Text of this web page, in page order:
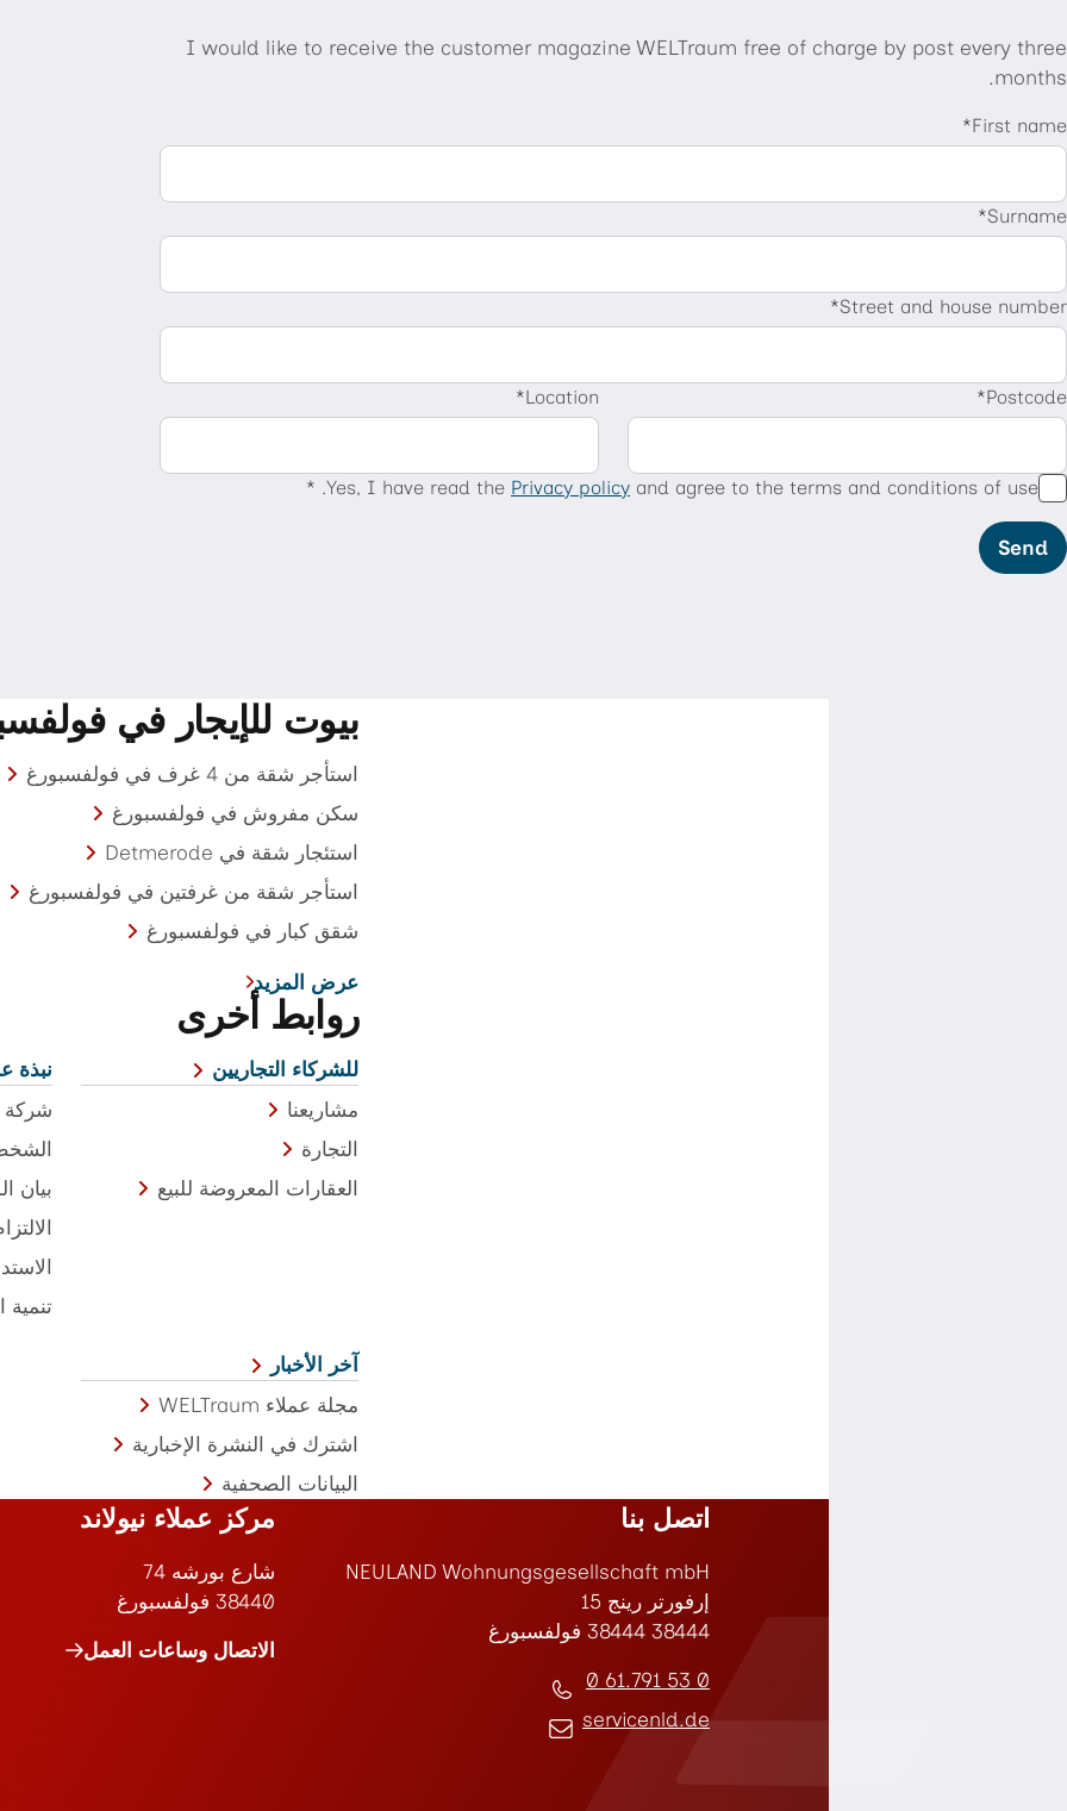
I would like to receive the customer magazine WELTraum free of charge by post every three
months.
First name
Surname
Street and house number
Postcode
Location
Yes, I have read the Privacy policy and agree to the terms and conditions of use.
Send
بيوت للإيجار في
استأجر شقة من 4 غرف في فولفسبورغ
سكن مفروش في فولفسبورغ
استئجار شقة في Detmerode
استأجر شقة من غرفتين في فولفسبورغ
شقق كبار في فولفسبورغ
عرض المزيد
روابط أخرى
للشركاء التجاريين
مشاريعنا
التجارة
العقارات المعروضة للبيع
نبذة
شركة
بيان
تنمية
آخر الأخبار
مجلة عملاء WELTraum
اشترك في النشرة الإخبارية
البيانات الصحفية
اتصل بنا
NEULAND Wohnungsgesellschaft mbH
إرفورتر رينج 15
38444 38444 فولفسبورغ
0 53 61.791 0
servicenld.de
مركز عملاء نيولاند
شارع بورشه 74
38440 فولفسبورغ
الاتصال وساعات العمل